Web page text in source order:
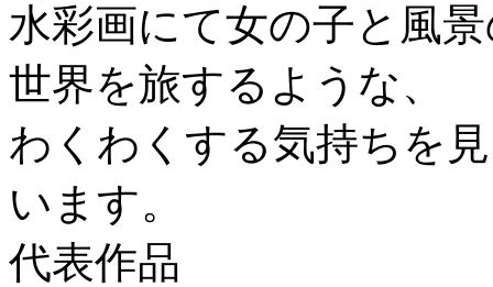
水彩画にて女の子と風
世界を旅するような、
わくわくする気持ちを
います。
代表作品